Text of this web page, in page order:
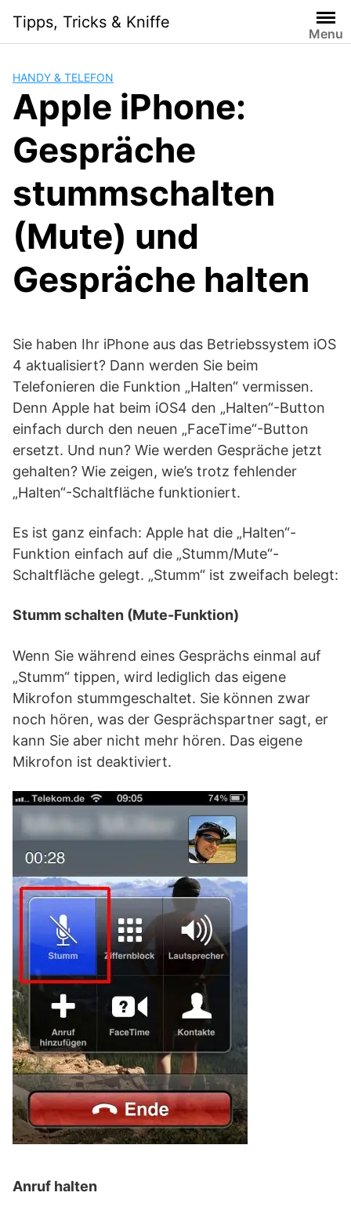
content
Tipps, Tricks & Kniffe
Menu
HANDY & TELEFON
Apple iPhone:
Gespräche
stummschalten
(Mute) und
Gespräche halten
Sie haben Ihr iPhone aus das Betriebssystem iOS
4 aktualisiert? Dann werden Sie beim
Telefonieren die Funktion „Halten“ vermissen.
Denn Apple hat beim iOS4 den „Halten“-Button
einfach durch den neuen „FaceTime“-Button
ersetzt. Und nun? Wie werden Gespräche jetzt
gehalten? Wie zeigen, wie’s trotz fehlender
„Halten“-Schaltfläche funktioniert.
Es ist ganz einfach: Apple hat die „Halten“-
Funktion einfach auf die „Stumm/Mute“-
Schaltfläche gelegt. „Stumm“ ist zweifach belegt:
Stumm schalten (Mute-Funktion)
Wenn Sie während eines Gesprächs einmal auf
„Stumm“ tippen, wird lediglich das eigene
Mikrofon stummgeschaltet. Sie können zwar
noch hören, was der Gesprächspartner sagt, er
kann Sie aber nicht mehr hören. Das eigene
Mikrofon ist deaktiviert.
Anruf halten